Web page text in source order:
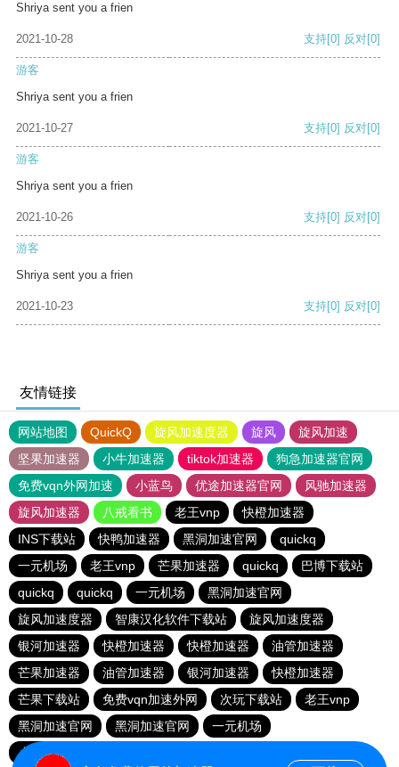
Shriya sent you a frien
2021-10-28 支持[0] 反对[0]
游客
Shriya sent you a frien
2021-10-27 支持[0] 反对[0]
游客
Shriya sent you a frien
2021-10-26 支持[0] 反对[0]
游客
Shriya sent you a frien
2021-10-23 支持[0] 反对[0]
友情链接
网站地图 QuickQ 旋风加速度器 旋风
旋风加速
坚果加速器
小牛加速器 tiktok加速器
狗急加速器官网
免费vqn外网加速
小蓝鸟 优途加速器官网
风驰加速器
旋风加速器
八戒看书 老王vnp
快橙加速器
INS下载站
快鸭加速器 黑洞加速官网
quickq
一元机场
老王vnp 芒果加速器 quickq
巴博下载站
quickq
quickq 一元机场
黑洞加速官网
旋风加速度器
智康汉化软件下载站
旋风加速度器
银河加速器
快橙加速器 快橙加速器
油管加速器
芒果加速器
油管加速器 银河加速器
快橙加速器
芒果下载站
免费vqn加速外网 次玩下载站
老王vnp
黑洞加速官网
黑洞加速官网
一元机场
小猫咪ciash加速器